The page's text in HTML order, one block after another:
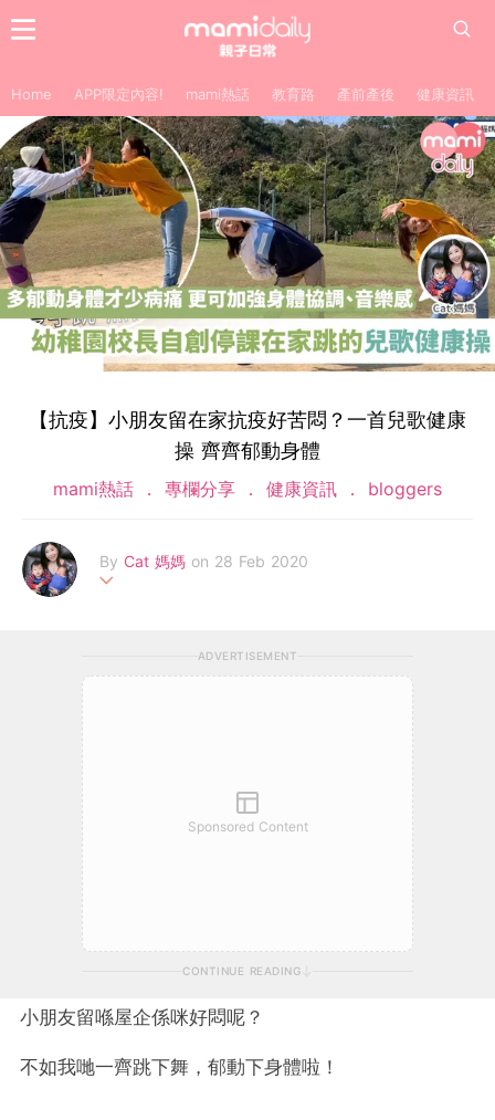
Home APP限定內容! mami熱話 教育路 產前產後 健康資訊
【抗疫】小朋友留在家抗疫好苦悶？一首兒歌健康
操 齊齊郁動身體
mami熱話 專欄分享 健康資訊 bloggers
By Cat 媽媽 on 28 Feb 2020
幸為兩年抱兩的新手媽媽，角色不同，教導方法更不同。望分享一
些正面教育孩子心得 及 日常育兒事情。
ADVERTISEMENT
Sponsored Content
CONTINUE READING
小朋友留喺屋企係咪好悶呢？
不如我哋一齊跳下舞，郁動下身體啦！